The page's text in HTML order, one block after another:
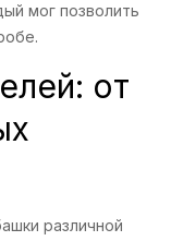
мог позволить
от
различной